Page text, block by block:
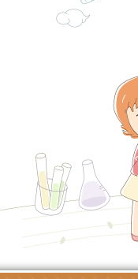
童過
「小
約幸
坊」
座」
家庭
檢送
字稿
轉知
立蘆
而立
成果
有關
學辦
充實
覺暫
檢送
字稿
有關
學辦
充實
「學
關事
檢送